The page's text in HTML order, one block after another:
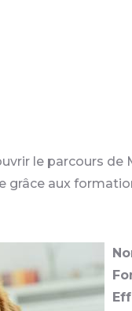
le parcours
grâce aux